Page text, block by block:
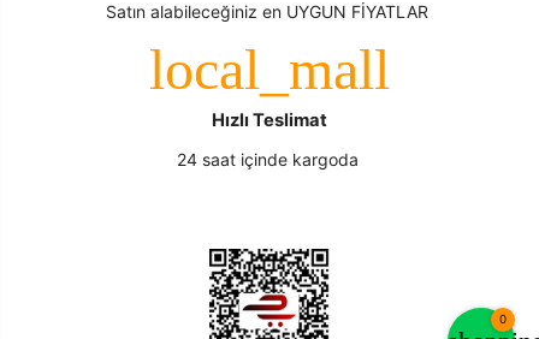
0
Satın alabileceğiniz en UYGUN FİYATLAR
Hızlı Teslimat
24 saat içinde kargoda